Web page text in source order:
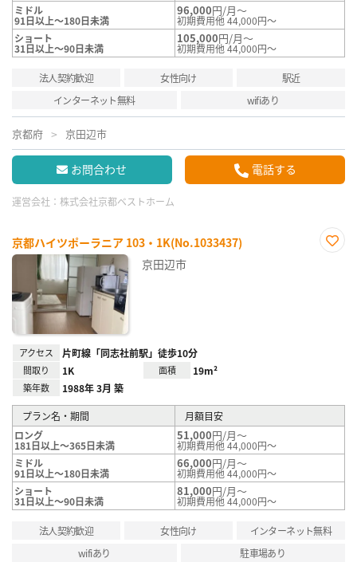
ミドル
91日以上～180日未満
96,000円/月～
初期費用他 44,000円～
ショート
31日以上～90日未満
105,000円/月～
初期費用他 44,000円～
法人契約歓迎 女性向け
駅近
インターネット無料
wifiあり
京都府 京田辺市
お問合わせ 電話する
運営会社： 株式会社京都ベストホーム
京都ハイツポーラニア 103・1K(No.1033437)
京田辺市
アクセス 片町線「同志社前駅」徒歩10分
間取り 1K 面積 19m²
築年数 1988年 3月 築
プラン名・期間
月額目安
ロング
181日以上～365日未満
51,000円/月～
初期費用他 44,000円～
ミドル
91日以上～180日未満
66,000円/月～
初期費用他 44,000円～
ショート
31日以上～90日未満
81,000円/月～
初期費用他 44,000円～
法人契約歓迎 女性向け
インターネット無料
wifiあり
駐車場あり